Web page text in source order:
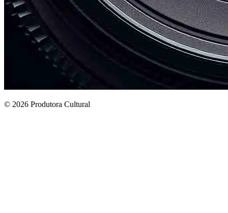
© 2026 Produtora Cultural